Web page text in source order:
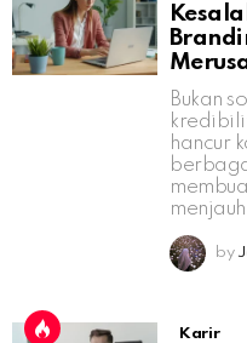
Bukan
hancur
by
Karir